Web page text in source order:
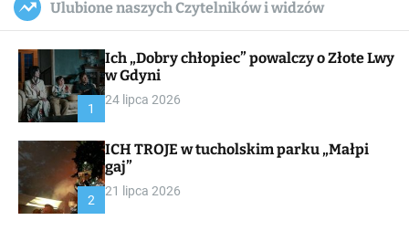
c
a
a
s
W
i
e
l
c
Ulubione naszych Czytelników i widzów
1
Ich „Dobry chłopiec” powalczy o Złote Lwy
w Gdyni
24 lipca 2026
2
ICH TROJE w tucholskim parku „Małpi
gaj”
21 lipca 2026